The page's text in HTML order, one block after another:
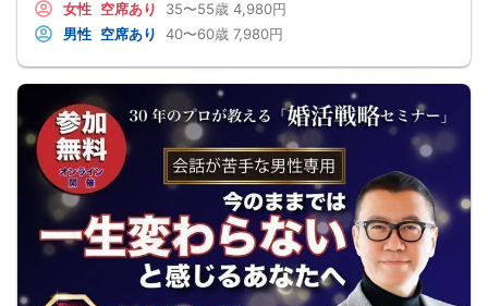
女性 空席あり 35〜55歳 4,980円
男性 空席あり 40〜60歳 7,980円